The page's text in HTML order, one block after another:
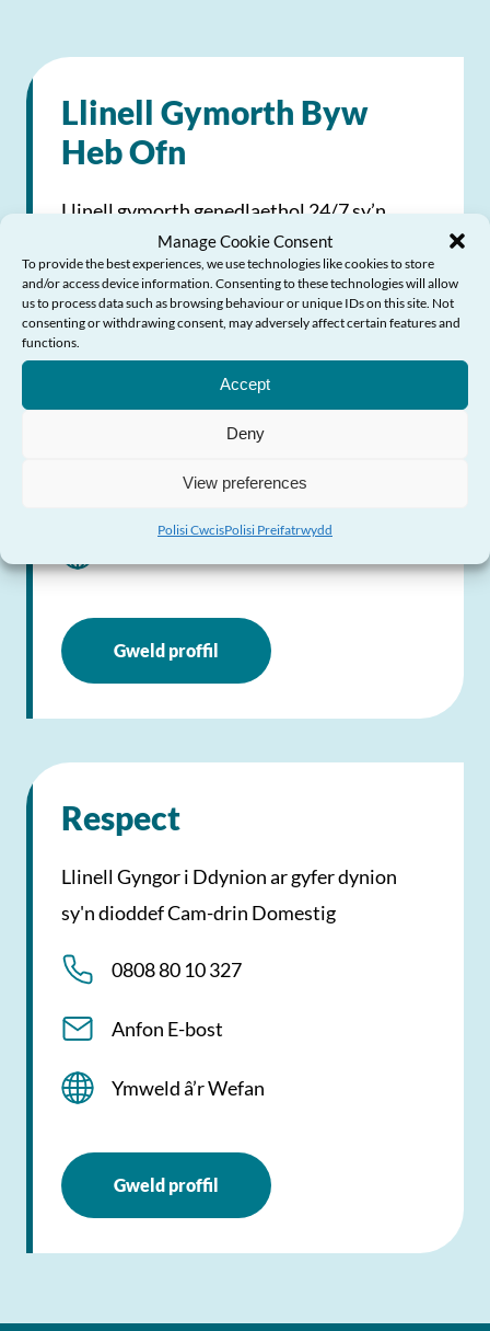
Manage Cookie Consent
To provide the best experiences, we use technologies like cookies to store
and/or access device information. Consenting to these technologies will allow
us to process data such as browsing behaviour or unique IDs on this site. Not
consenting or withdrawing consent, may adversely affect certain features and
functions.
Accept
Deny
View preferences
Polisi CwcisPolisi Preifatrwydd
Angen Help?
Llinell Gymorth Byw
Heb Ofn
Llinell gymorth genedlaethol 24/7 sy’n
darparu help a chyngor am drais yn erbyn
menywod, cam-drin domestig a thrais
rhywiol
0808 80 10 800
0808 80 10 800
Anfon E-bost
Gweld proffil
Respect
Llinell Gyngor i Ddynion ar gyfer dynion
sy'n dioddef Cam-drin Domestig
0808 80 10 327
Anfon E-bost
Ymweld â’r Wefan
Gweld proffil